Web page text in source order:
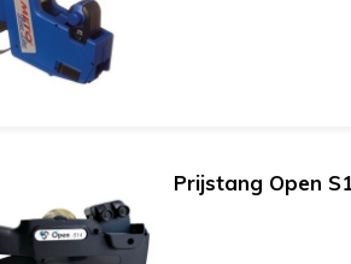
Prijstang Open